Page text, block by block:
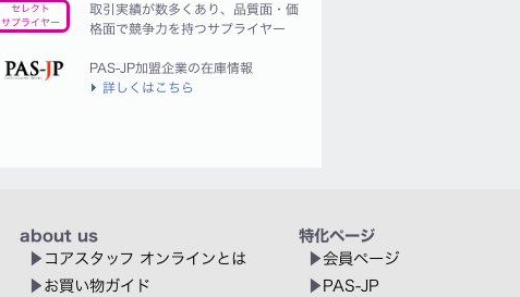
セレクト
サプライヤー
取引実績が数多くあり、品質面・価
格面で競争力を持つサプライヤー
PAS-JP加盟企業の在庫情報
詳しくはこちら
about us
コアスタッフ オンラインとは
お買い物ガイド
特化ページ
会員ページ
PAS-JP